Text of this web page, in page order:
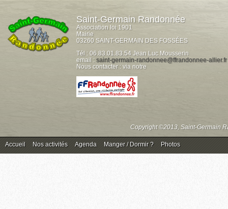
Saint-Germain Randonnée
Association loi 1901
Mairie
03260 SAINT-GERMAIN DES FOSSÉES
Tél : 06.83.01.83.54 Jean Luc Mousserin
email : saint-germain-randonnee@ffrandonnee-allier.fr
Nous contacter : via notre
Copyright ©2013, Saint-Germain
Accueil Nos activités Agenda Manger / Dormir ? Photos